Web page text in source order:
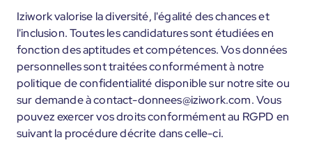
Iziwork valorise la diversité, l'égalité des chances et
l'inclusion. Toutes les candidatures sont étudiées en
fonction des aptitudes et compétences. Vos données
personnelles sont traitées conformément à notre
politique de confidentialité disponible sur notre site ou
sur demande à contact-donnees@iziwork.com. Vous
pouvez exercer vos droits conformément au RGPD en
suivant la procédure décrite dans celle-ci.